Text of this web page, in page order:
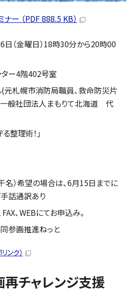
ー （PDF 888.5 KB）
日（金曜日）18時30分から20時00
ター4階402号室
(元札幌市消防局職員、救命防災片
一般社団法人まもりて北海道 代
整理術！」
名）希望の場合は、6月15日までに
話通訳あり
、WEBにてお申込み。
参画推進ねっと
ンク）
チャレンジ支援